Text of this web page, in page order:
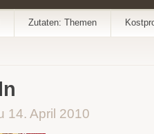
Zutaten: Themen
14. April 2010